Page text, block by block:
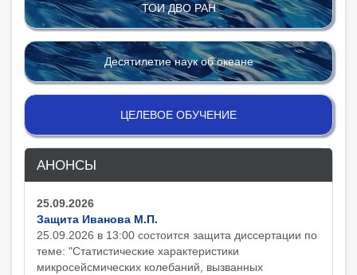
ТОИ ДВО РАН
Десятилетие наук об океане
ЦЕЛЕВОЕ ОБУЧЕНИЕ
АНОНСЫ
25.09.2026
Защита Иванова М.П.
25.09.2026 в 13:00 состоится защита диcсертации по
теме: "Статистические характеристики
микросейсмических колебаний, вызванных